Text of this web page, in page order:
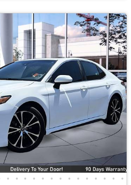
• • • • • • • • • • • • • •